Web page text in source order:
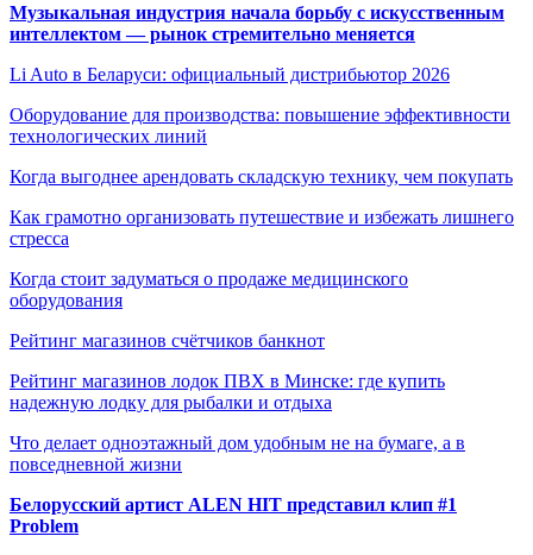
Музыкальная индустрия начала борьбу с искусственным
интеллектом — рынок стремительно меняется
Li Auto в Беларуси: официальный дистрибьютор 2026
Оборудование для производства: повышение эффективности
технологических линий
Когда выгоднее арендовать складскую технику, чем покупать
Как грамотно организовать путешествие и избежать лишнего
стресса
Когда стоит задуматься о продаже медицинского
оборудования
Рейтинг магазинов счётчиков банкнот
Рейтинг магазинов лодок ПВХ в Минске: где купить
надежную лодку для рыбалки и отдыха
Что делает одноэтажный дом удобным не на бумаге, а в
повседневной жизни
Белорусский артист ALEN HIT представил клип #1
Problem